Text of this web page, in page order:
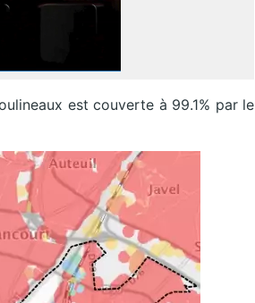
est couverte à 99.1% par le